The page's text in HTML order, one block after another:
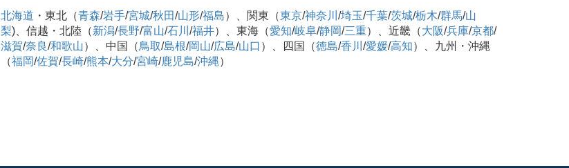
北海道 ・東北（青森/岩手/宮城/秋田/山形/福島）、関東（東京/神奈川 /埼玉/千葉/茨城/栃木/群馬/山
梨)、信越・北陸（新潟/長野/富山/石川 /福井）、東海（愛知/岐阜/静岡/三重）、近畿（大阪/兵庫/京都/
滋賀/奈良/和歌山）、中国（鳥取/島根/岡山/広島/山口 ）、四国（徳島/香川 /愛媛/高知）、九州・沖縄
（福岡/佐賀/長崎/熊本/大分/宮崎/鹿児島/沖縄）